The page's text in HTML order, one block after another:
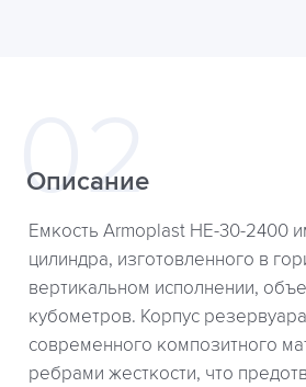
Описание
Емкость Armoplast HE-30-2400
цилиндра, изготовленного в
вертикальном исполнении,
кубометров. Корпус
современного композитного
ребрами жесткости, что